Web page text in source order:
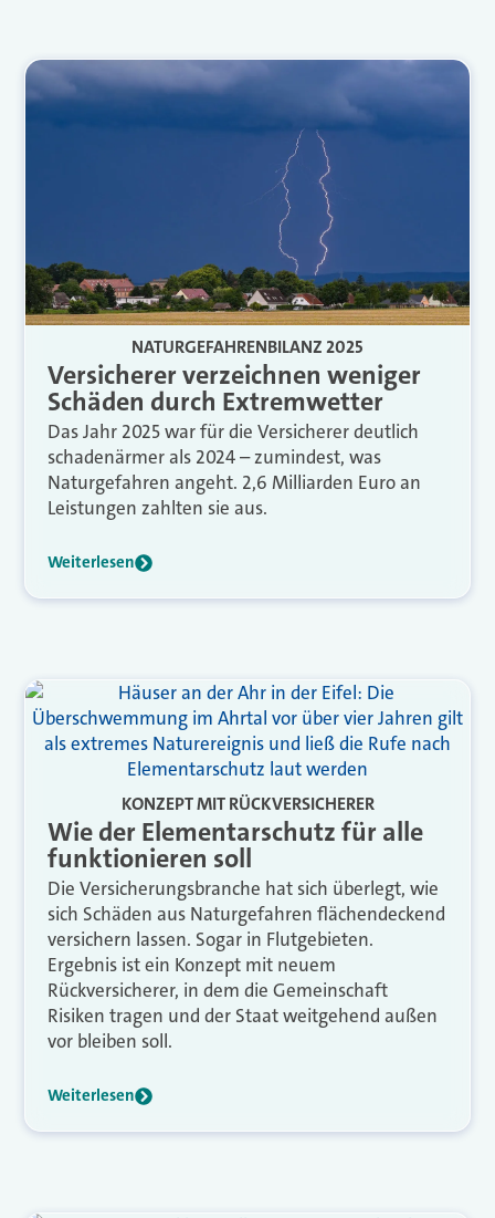
NATURGEFAHRENBILANZ 2025
Versicherer verzeichnen weniger
Schäden durch Extremwetter
Das Jahr 2025 war für die Versicherer deutlich
schadenärmer als 2024 – zumindest, was
Naturgefahren angeht. 2,6 Milliarden Euro an
Leistungen zahlten sie aus.
Weiterlesen
KONZEPT MIT RÜCKVERSICHERER
Wie der Elementarschutz für alle
funktionieren soll
Die Versicherungsbranche hat sich überlegt, wie
sich Schäden aus Naturgefahren flächendeckend
versichern lassen. Sogar in Flutgebieten.
Ergebnis ist ein Konzept mit neuem
Rückversicherer, in dem die Gemeinschaft
Risiken tragen und der Staat weitgehend außen
vor bleiben soll.
Weiterlesen